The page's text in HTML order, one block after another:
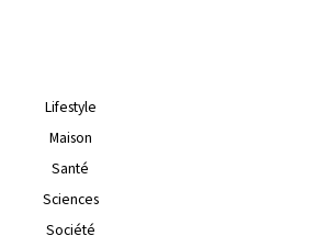
Lifestyle
Maison
Santé
Sciences
Société